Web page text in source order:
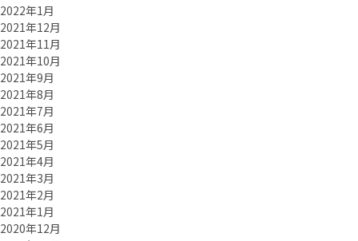
2022年1月
2021年12月
2021年11月
2021年10月
2021年9月
2021年8月
2021年7月
2021年6月
2021年5月
2021年4月
2021年3月
2021年2月
2021年1月
2020年12月